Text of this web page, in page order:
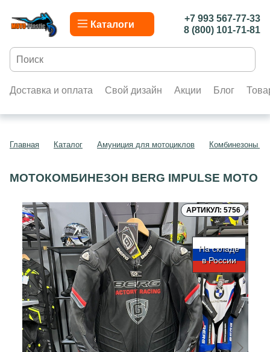
Каталоги
+7 993 567-77-33
8 (800) 101-71-81
Доставка и оплата Свой дизайн Акции Блог
Главная Каталог Амуниция для мотоциклов Комбинезоны
МОТОКОМБИНЕЗОН BERG IMPULSE МОТО
АРТИКУЛ: 5756
На складе
в России